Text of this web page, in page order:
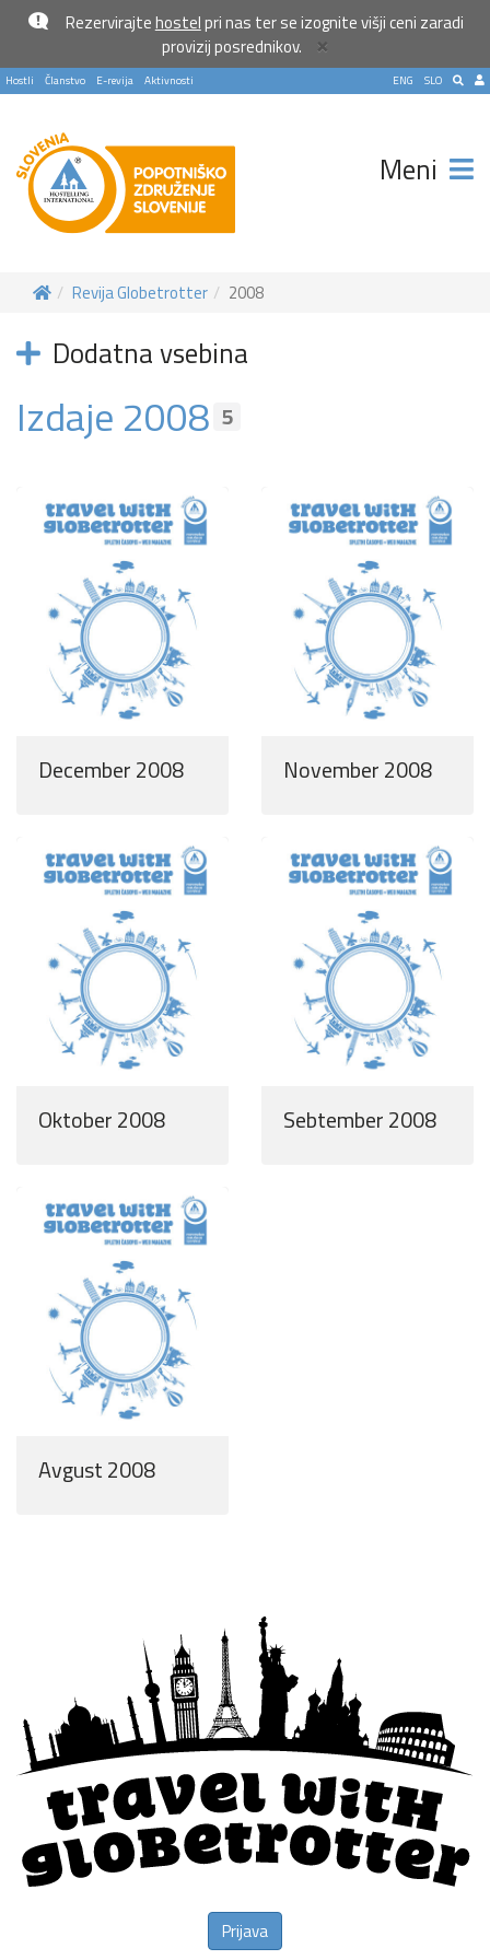
Rezervirajtehostelpri nas ter se izognite višji ceni zaradi
provizij posrednikov.
×
Hostli Članstvo E-revija Aktivnosti SLO
ENG
Meni
Revija Globetrotter 2008
Dodatna vsebina
Izdaje 2008 5
December 2008 November 2008
Oktober 2008 Sebtember 2008
Avgust 2008
Prijava